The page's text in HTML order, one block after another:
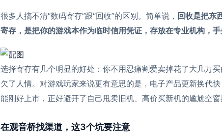
很多人搞不清“数码寄存”跟“回收”的区别。简单说， 回收是把东
寄存，是把你的游戏本作为临时信用凭证，存放在专业机构，手
选择寄存有几个明显的好处：你不用忍痛割爱卖掉花了大几万
欠了人情。对游戏玩家来说更有意思的是，电子产品更新换代
能刚好上市，正好避开了自己甩卖旧机、高价买新机的尴尬空窗
在观音桥找渠道，这3个坑要注意